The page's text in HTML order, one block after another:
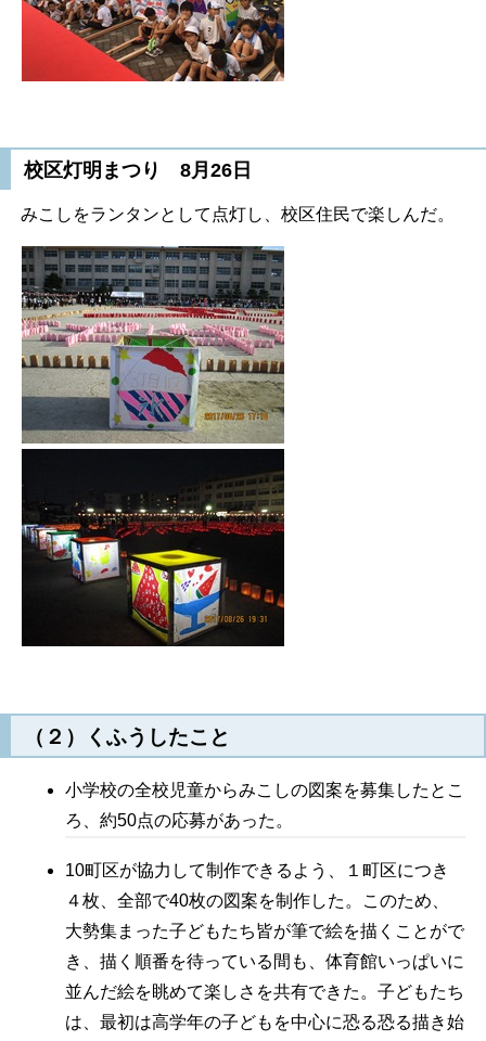
校区灯明まつり 8月26日
みこしをランタンとして点灯し、校区住民で楽しんだ。
（２）くふうしたこと
小学校の全校児童からみこしの図案を募集したとこ
ろ、約50点の応募があった。
10町区が協力して制作できるよう、１町区につき
４枚、全部で40枚の図案を制作した。このため、
大勢集まった子どもたち皆が筆で絵を描くことがで
き、描く順番を待っている間も、体育館いっぱいに
並んだ絵を眺めて楽しさを共有できた。子どもたち
は、最初は高学年の子どもを中心に恐る恐る描き始